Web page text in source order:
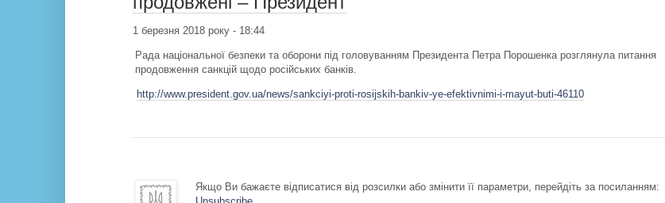
1 березня 2018 року - 18:44
Рада національної безпеки та оборони під головуванням Президента Петра Порошенка розглянула питання
продовження санкцій щодо російських банків.
http://www.president.gov.ua/news/sankciyi-proti-rosijskih-bankiv-ye-efektivnimi-i-mayut-buti-46110
Якщо Ви бажаєте відписатися від розсилки або змінити її параметри, перейдіть за посиланням: